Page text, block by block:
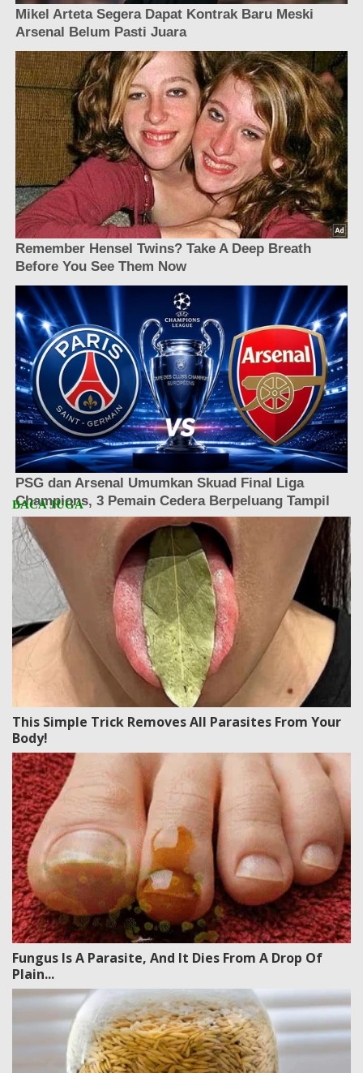
This Simple Trick Removes All Parasites From Your
Body!
Fungus Is A Parasite, And It Dies From A Drop Of
Plain...